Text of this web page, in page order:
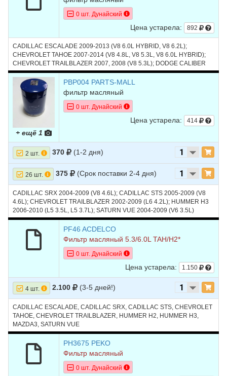
0 шт. Дунайский
Цена устарела: 892
CADILLAC ESCALADE 2009-2013 (V8 6.0L HYBRID, V8 6.2L);
CHEVROLET TAHOE 2007-2014 (V8 4.8L, V8 5.3L, V8 6.0L HYBRID);
CHEVROLET TRAILBLAZER 2007, 2008 (V8 5.3L); DODGE CALIBER
2007-2010 (L4 1.8L, L4 2.0L, L4 2.4L, L4 2.4L TURBO); DODGE NITRO
2009, 2010 (V6 4.0L); HUMMER H2 2007-2009 (V8 6.0L, V8 6.2L);
HUMMER H3 2008-2010 (V8 5.3L); SATURN VUE 2008, 2009 (V6 3.6L)
+ ещё 1
PBP004 PARTS-MALL
фильтр масляный
0 шт. Дунайский
Цена устарела: 414
2 шт. 370 (1-2 дня)
26 шт. 375 (Срок поставки 2-4 дня)
CADILLAC SRX 2004-2009 (V8 4.6L); CADILLAC STS 2005-2009 (V8
4.6L); CHEVROLET TRAILBLAZER 2002-2009 (L6 4.2L); HUMMER H3
2006-2010 (L5 3.5L, L5 3.7L); SATURN VUE 2004-2009 (V6 3.5L)
PF46 ACDELCO
Фильтр масляный 5.3/6.0L TAH/H2*
0 шт. Дунайский
Цена устарела: 1.150
4 шт. 2.100 (3-5 дней!)
CADILLAC ESCALADE, CADILLAC SRX, CADILLAC STS, CHEVROLET
TAHOE, CHEVROLET TRAILBLAZER, HUMMER H2, HUMMER H3,
MAZDA3, SATURN VUE
PH3675 PEKO
Фильтр масляный
0 шт. Дунайский